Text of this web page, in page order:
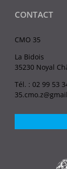
CONTACT
CMO 35
La Bidois
35230 Noyal
Tél. : 02 99 53